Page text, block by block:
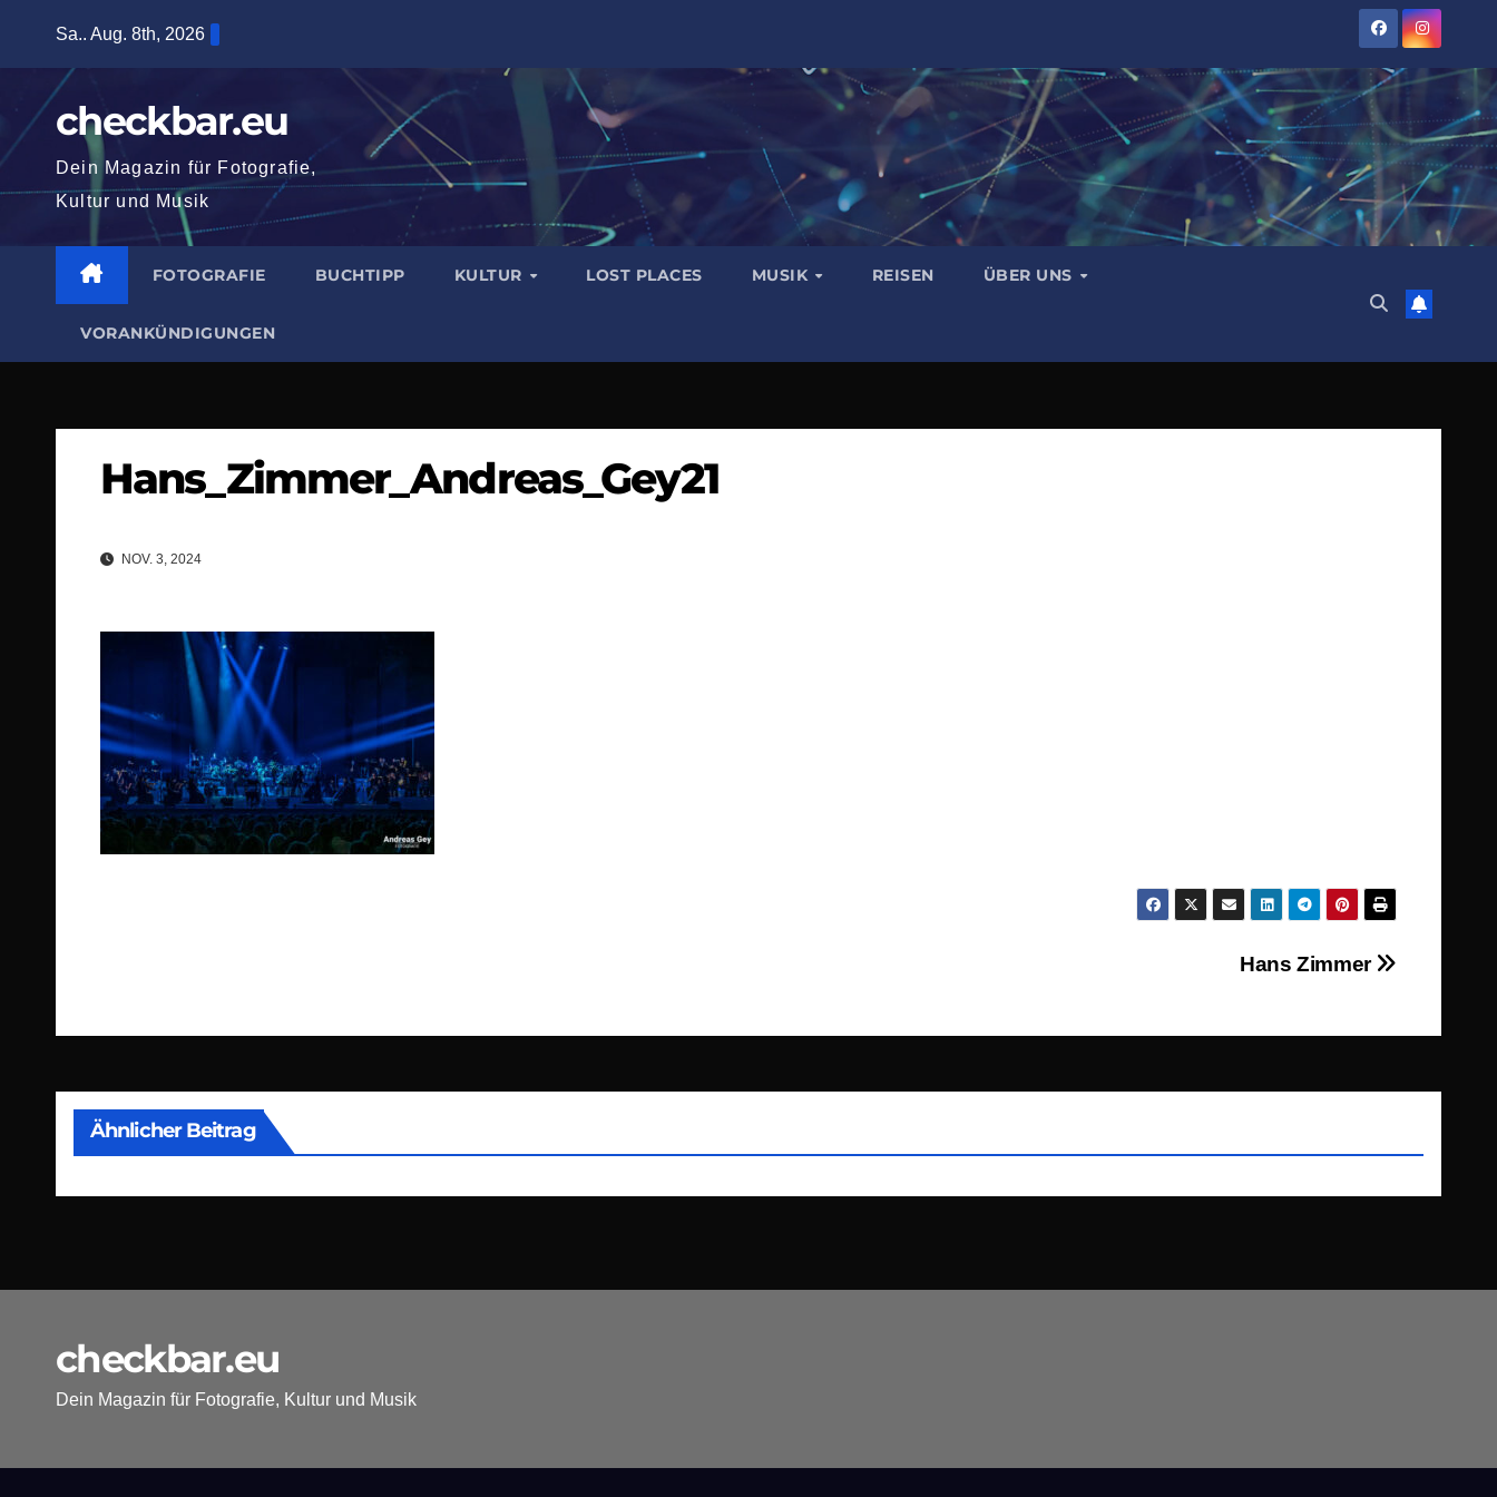
springen
Sa.. Aug. 8th, 2026
checkbar.eu
Dein Magazin für Fotografie,
Kultur und Musik
FOTOGRAFIE BUCHTIPP KULTUR LOST PLACES MUSIK REISEN ÜBER UNS
VORANKÜNDIGUNGEN
Hans_Zimmer_Andreas_Gey21
NOV. 3, 2024
Hans Zimmer
Ähnlicher Beitrag
checkbar.eu
Dein Magazin für Fotografie, Kultur und Musik